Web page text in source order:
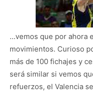
…vemos que por ahora
movimientos. Curioso
más de 100 fichajes y
será similar si vemos
refuerzos, el Valencia